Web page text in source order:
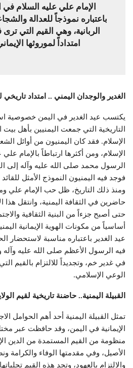
الإمام علي عليه السلام
باعتباره نموذجاً للعدالة
الربانية، وهي القيم التي ترى
امتداداً لموروثها
الغدير والوجدان اليمني .. امتداد تاريخي
يكتسب عيد الغدير في اليمن خصوصية
التاريخية التي جمعت اليمنيين بأهل بيت
الإسلام. فقد كان اليمنيون من أوائل
الإسلام، ومن أكثرها ارتباطاً بالإمام
الرسول محمد صلى الله عليه وآله إلى
فوجد فيه اليمنيون النموذج الأمثل
ومنذ ذلك التاريخ، ظل حب الإمام علي
حاضرين في الثقافة اليمنية، وانتقل هذا
حتى أصبح جزءاً من البنية الثقافية
أساسياً من مكونات الهوية الإيمانية
عيد الغدير باعتباره مناسبة لاستحضار
فيه الرسول الأعظم صلى الله عليه وآله
في غدير خم، وتجديداً للالتزام بالقيم
الوعي الإسلامي.
القبيلة اليمنية.. حاضنة تاريخية لقيم
تمثل القبيلة اليمنية أحد أهم الحوامل
الإيمانية في اليمن، وقد حافظت عبر
منظومة من القيم المستمدة من الدين
الأصيل، وفي مقدمتها الوفاء والكرامة
والالتزام بالعهود، وتجد هذه القيم